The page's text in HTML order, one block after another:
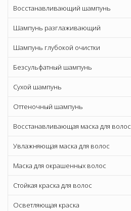
Восстанавливающий шампунь
Шампунь разглаживающий
Шампунь глубокой очистки
Безсульфатный шампунь
Сухой шампунь
Оттеночный шампунь
Восстанавливающая маска для волос
Увлажняющая маска для волос
Маска для окрашенных волос
Стойкая краска для волос
Осветляющая краска